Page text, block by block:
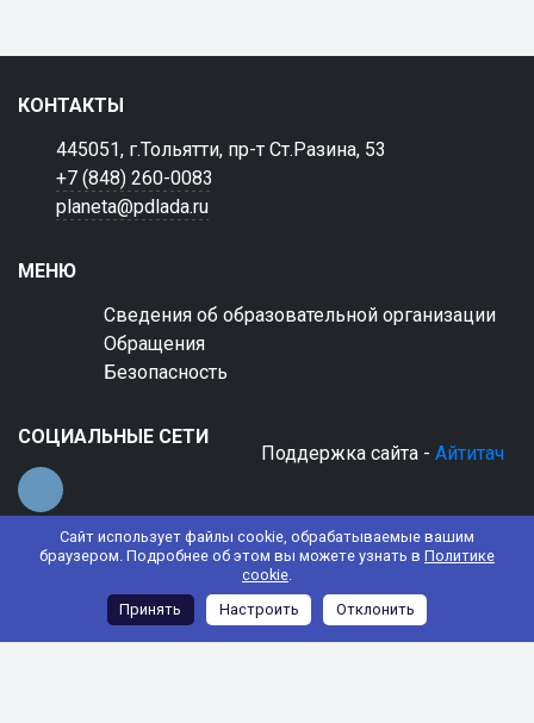
Сайт использует файлы cookie, обрабатываемые вашим
браузером. Подробнее об этом вы можете узнать в Политике
cookie.
Принять
Настроить Отклонить
КОНТАКТЫ
445051, г.Тольятти, пр-т Ст.Разина, 53
+7 (848) 260-0083
planeta@pdlada.ru
МЕНЮ
Сведения об образовательной организации
Обращения
Безопасность
СОЦИАЛЬНЫЕ СЕТИ
Поддержка сайта - Айтитач
© 2022 АНО ДО "Планета детства "Лада"